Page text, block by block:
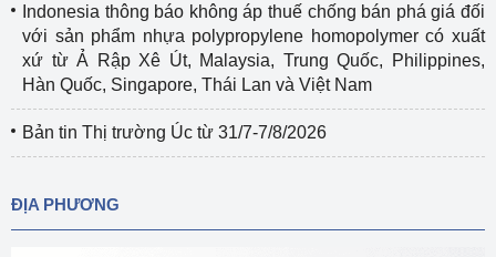
Indonesia thông báo không áp thuế chống bán phá giá đối
với sản phẩm nhựa polypropylene homopolymer có xuất
xứ từ Ả Rập Xê Út, Malaysia, Trung Quốc, Philippines,
Hàn Quốc, Singapore, Thái Lan và Việt Nam
Bản tin Thị trường Úc từ 31/7-7/8/2026
ĐỊA PHƯƠNG